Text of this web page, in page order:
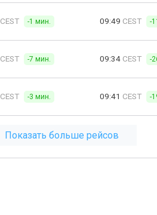
CEST -1 мин. 09:49 CEST -
CEST -7 мин. 09:34 CEST -
CEST -3 мин. 09:41 CEST -
Показать больше рейсов